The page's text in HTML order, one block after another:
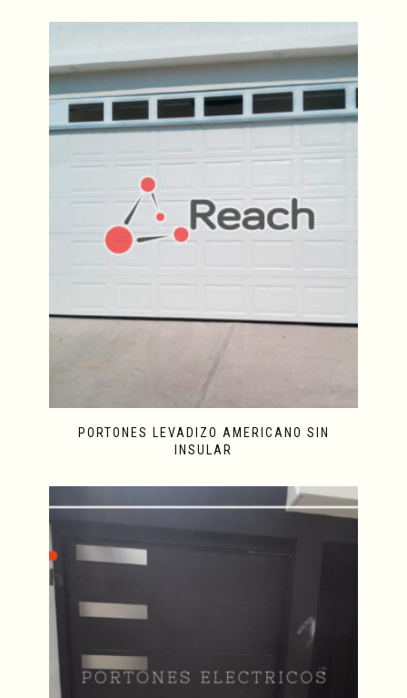
PORTONES LEVADIZO AMERICANO SIN
INSULAR